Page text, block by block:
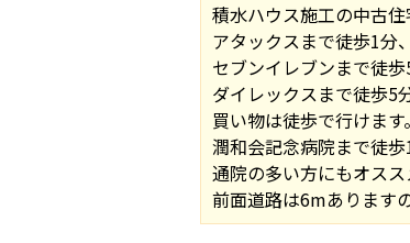
積水ハウス施工の中古住
アタックスまで徒歩1分、
セブンイレブンまで徒歩
ダイレックスまで徒歩5
買い物は徒歩で行けます。
潤和会記念病院まで徒
通院の多い方にもオスス
前面道路は6mあります